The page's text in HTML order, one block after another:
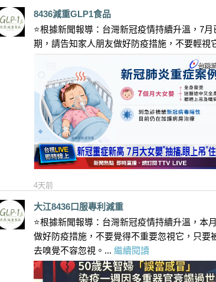
8436減重GLP1食品
⭐️根據新聞報導：台灣新冠疫情持續升溫，7
期，請告知家人朋友做好防疫措施，不要輕
4天前
大江8436口服專利減重
⭐️根據新聞報導：台灣新冠疫情持續升溫，本
做好防疫措施，不要覺得不重要忽視它，只
去嗅覺不容忽視。... 繼續閱讀